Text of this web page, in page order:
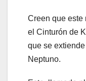
Creen que este
el Cinturón de
que se
Neptuno.